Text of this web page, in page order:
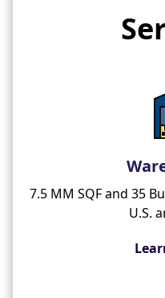
7.5 MM SQF and 35
U.S.